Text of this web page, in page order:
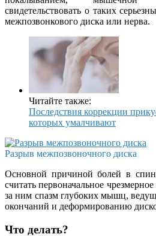
свидетельствовать о таких
межпозвонкового диска или нерва.
Читайте также:
Последствия коррекции
которых умалчивают
Разрыв межпозвоночного диска
Основной причиной болей в
считать первоначальное
за ним спазм глубоких мышц,
окончаний и деформированию
Что делать?